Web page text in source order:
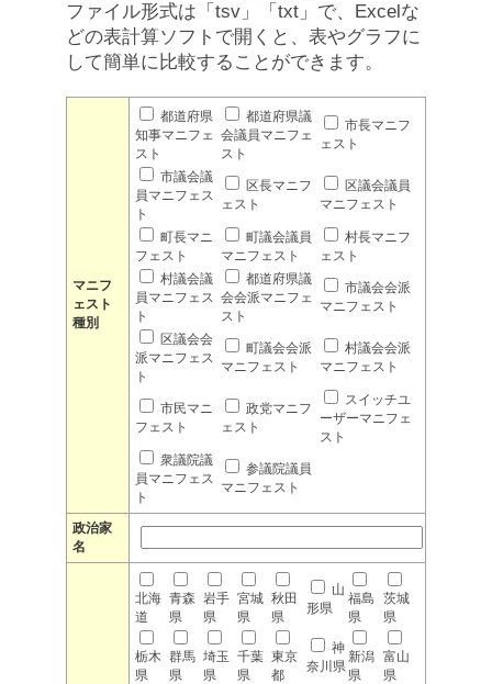
ファイル形式は「tsv」「txt」で、Excelな
どの表計算ソフトで開くと、表やグラフに
して簡単に比較することができます。
マニフ
ェスト
種別
都道府県
知事マニフェ
スト
都道府県議
会議員マニフェ
スト
市長マニフ
ェスト
市議会議
員マニフェス
ト
区長マニフ
ェスト
区議会議員
マニフェスト
町長マニ
フェスト
町議会議員
マニフェスト
村長マニフ
ェスト
村議会議
員マニフェス
ト
都道府県議
会会派マニフェ
スト
市議会会派
マニフェスト
区議会会
派マニフェス
ト
町議会会派
マニフェスト
村議会会派
マニフェスト
市民マニ
フェスト
政党マニフ
ェスト
スイッチユ
ーザーマニフェ
スト
衆議院議
員マニフェス
ト
参議院議員
マニフェスト
政治家
名
北海
道
青森
県
岩手
県
宮城
県
秋田
県
山
形県
福島
県
茨城
県
栃木
県
群馬
県
埼玉
県
千葉
県
東京
都
神
奈川県
新潟
県
富山
県